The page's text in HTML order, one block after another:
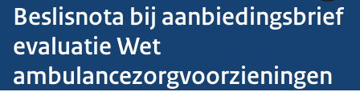
Beslisnota bij aanbiedingsbrief
evaluatie Wet
ambulancezorgvoorzieningen